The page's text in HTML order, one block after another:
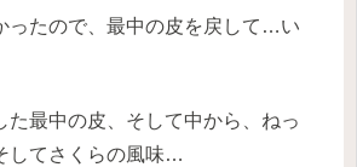
ったので、最中の皮を戻して…い
た最中の皮、そして中から、ねっ
してさくらの風味…